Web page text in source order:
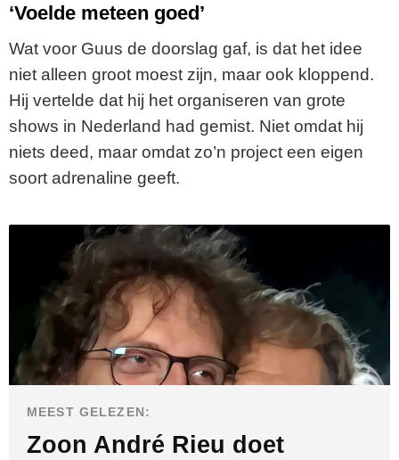
‘Voelde meteen goed’
Wat voor Guus de doorslag gaf, is dat het idee
niet alleen groot moest zijn, maar ook kloppend.
Hij vertelde dat hij het organiseren van grote
shows in Nederland had gemist. Niet omdat hij
niets deed, maar omdat zo’n project een eigen
soort adrenaline geeft.
MEEST GELEZEN:
Zoon André Rieu doet